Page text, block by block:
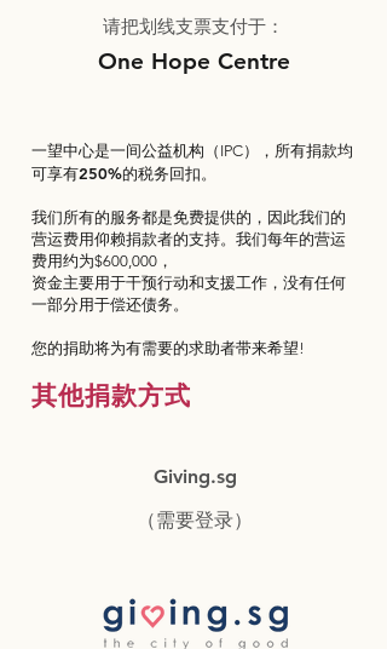
请把划线支票支付于：
One Hope Centre
一望中心是一间公益机构（IPC）， 所有捐款均
可享有250%的税务回扣。
我们所有的服务都是免费提供的，因此我们的
营运费用仰赖捐款者的支持。我们每年的营运
费用约为$600,000，
资金主要用于干预行动和支援工作，没有任何
一部分用于偿还债务。
您的捐助将为有需要的求助者带来希望!
其他捐款方式
Giving.sg
（需要登录）